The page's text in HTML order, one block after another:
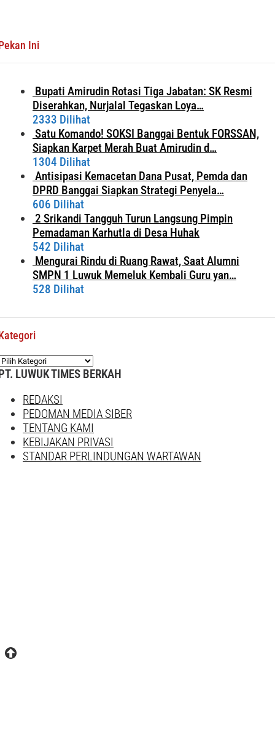
Ini
Bupati Amirudin Rotasi Tiga Jabatan: SK Resmi
Diserahkan, Nurjalal Tegaskan Loya…
2333 Dilihat
Satu Komando! SOKSI Banggai Bentuk FORSSAN,
Siapkan Karpet Merah Buat Amirudin d…
1304 Dilihat
Antisipasi Kemacetan Dana Pusat, Pemda dan
DPRD Banggai Siapkan Strategi Penyela…
606 Dilihat
2 Srikandi Tangguh Turun Langsung Pimpin
Pemadaman Karhutla di Desa Huhak
542 Dilihat
Mengurai Rindu di Ruang Rawat, Saat Alumni
SMPN 1 Luwuk Memeluk Kembali Guru yan…
528 Dilihat
LUWUK TIMES BERKAH
REDAKSI
PEDOMAN MEDIA SIBER
TENTANG KAMI
KEBIJAKAN PRIVASI
STANDAR PERLINDUNGAN WARTAWAN